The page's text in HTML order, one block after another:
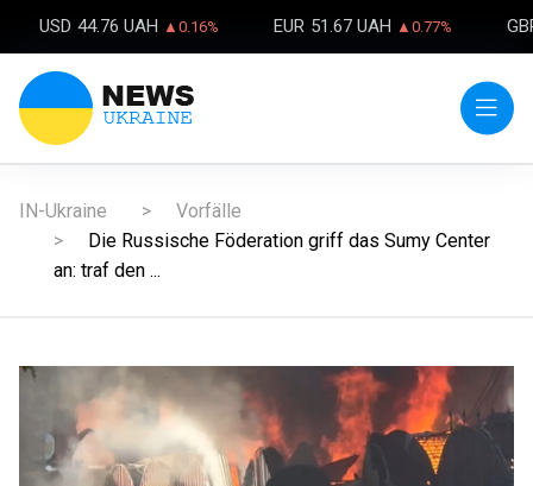
USD 44.76 UAH ▲0.16% EUR 51.67 UAH ▲0.77%
IN-Ukraine
Vorfälle
Die Russische Föderation griff das Sumy Center
an: traf den ...